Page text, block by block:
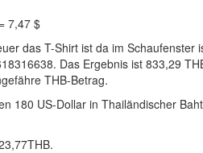
7,47 $
das T-Shirt ist da im
Das Ergebnis ist 833,29
THB-Betrag.
180 US-Dollar in Thailändischer